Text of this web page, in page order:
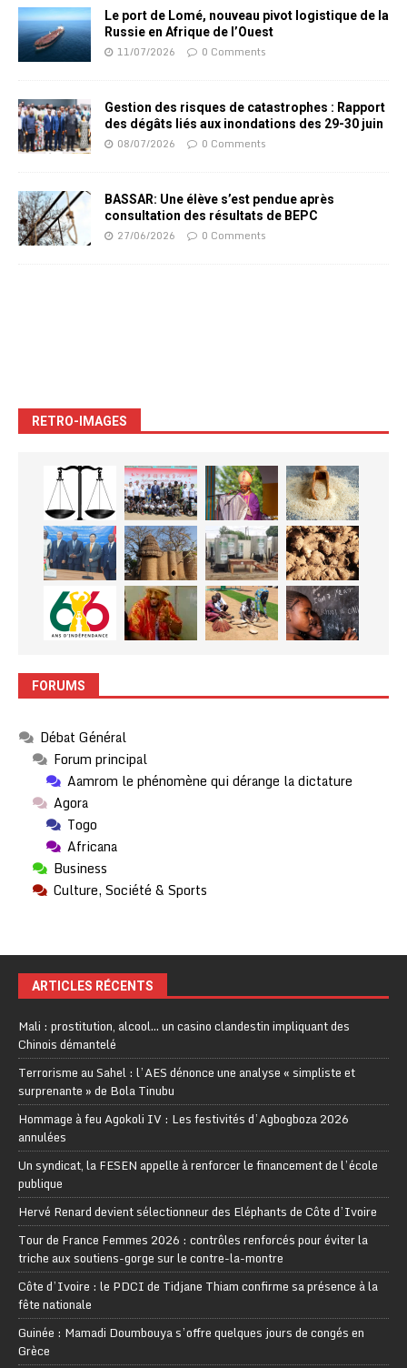
Le port de Lomé, nouveau pivot logistique de la
Russie en Afrique de l’Ouest
11/07/2026 0 Comments
Gestion des risques de catastrophes : Rapport
des dégâts liés aux inondations des 29-30 juin
08/07/2026 0 Comments
BASSAR: Une élève s’est pendue après
consultation des résultats de BEPC
27/06/2026 0 Comments
RETRO-IMAGES
FORUMS
Débat Général
Forum principal
Aamrom le phénomène qui dérange la dictature
Agora
Togo
Africana
Business
Culture, Société & Sports
ARTICLES RÉCENTS
Mali : prostitution, alcool… un casino clandestin impliquant des
Chinois démantelé
Terrorisme au Sahel : l’AES dénonce une analyse « simpliste et
surprenante » de Bola Tinubu
Hommage à feu Agokoli IV : Les festivités d’Agbogboza 2026
annulées
Un syndicat, la FESEN appelle à renforcer le financement de l’école
publique
Hervé Renard devient sélectionneur des Eléphants de Côte d’Ivoire
Tour de France Femmes 2026 : contrôles renforcés pour éviter la
triche aux soutiens-gorge sur le contre-la-montre
Côte d’Ivoire : le PDCI de Tidjane Thiam confirme sa présence à la
fête nationale
Guinée : Mamadi Doumbouya s’offre quelques jours de congés en
Grèce